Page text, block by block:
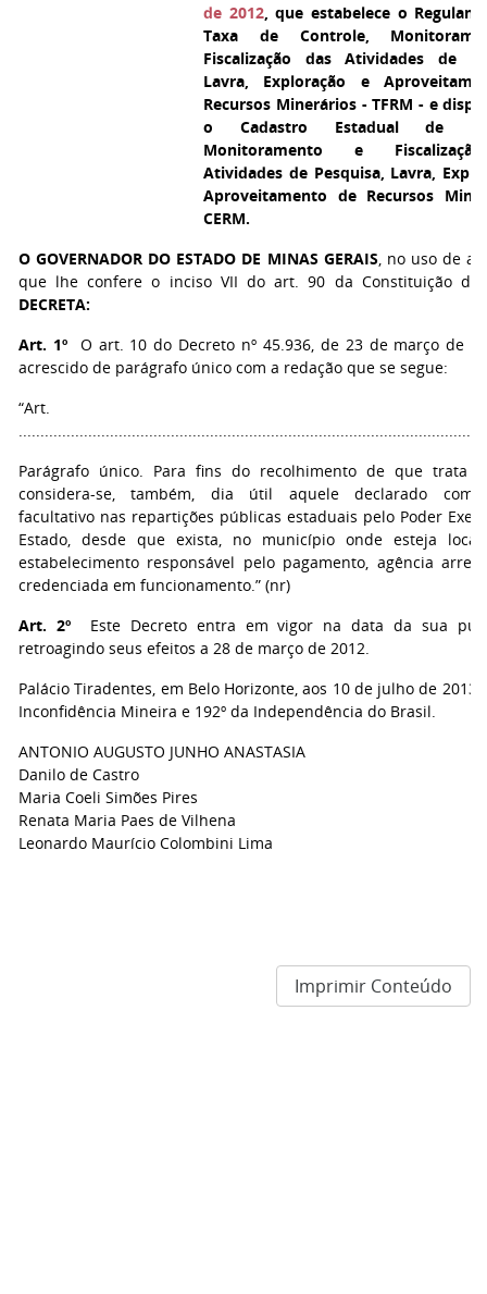
de 2012, que estabelece o
Taxa de Controle,
Fiscalização das Atividades de
Lavra, Exploração e
Recursos Minerários - TFRM - e
o Cadastro Estadual de
Monitoramento e
Atividades de Pesquisa, Lavra,
Aproveitamento de Recursos
CERM.
O GOVERNADOR DO ESTADO DE MINAS GERAIS, no uso de
que lhe confere o inciso VII do art. 90 da Constituição do
DECRETA:
Art. 1ºO art. 10 do Decreto nº 45.936, de 23 de março de
acrescido de parágrafo único com a redação que se segue:
“Art.
Parágrafo único. Para fins do recolhimento de que trata
considera-se, também, dia útil aquele declarado
facultativo nas repartições públicas estaduais pelo Poder
Estado, desde que exista, no município onde esteja
estabelecimento responsável pelo pagamento, agência
credenciada em funcionamento.” (nr)
Art. 2ºEste Decreto entra em vigor na data da sua
retroagindo seus efeitos a 28 de março de 2012.
Palácio Tiradentes, em Belo Horizonte, aos 10 de julho de 2013;
Inconfidência Mineira e 192º da Independência do Brasil.
ANTONIO AUGUSTO JUNHO ANASTASIA
Danilo de Castro
Maria Coeli Simões Pires
Renata Maria Paes de Vilhena
Leonardo Maurício Colombini Lima
Imprimir Conteúdo